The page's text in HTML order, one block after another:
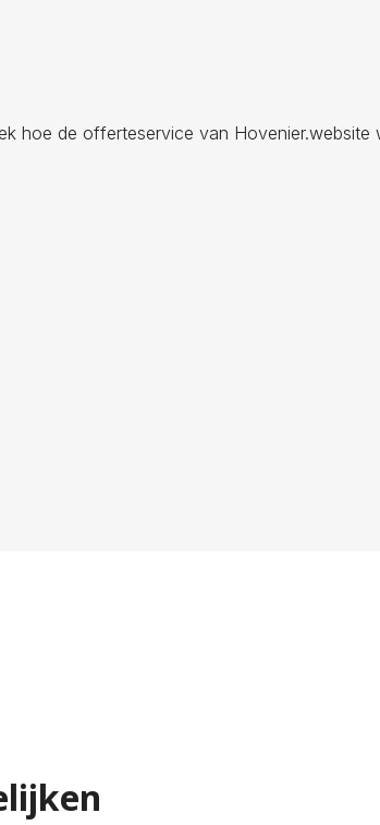
hoe de offerteservice van Hovenier.website